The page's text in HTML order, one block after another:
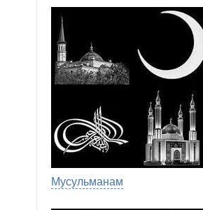
Мусульманам